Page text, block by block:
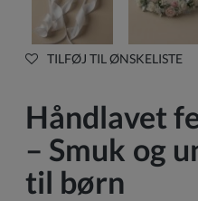
TILFØJ TIL ØNSKELISTE
Håndlavet
– Smuk og
til børn